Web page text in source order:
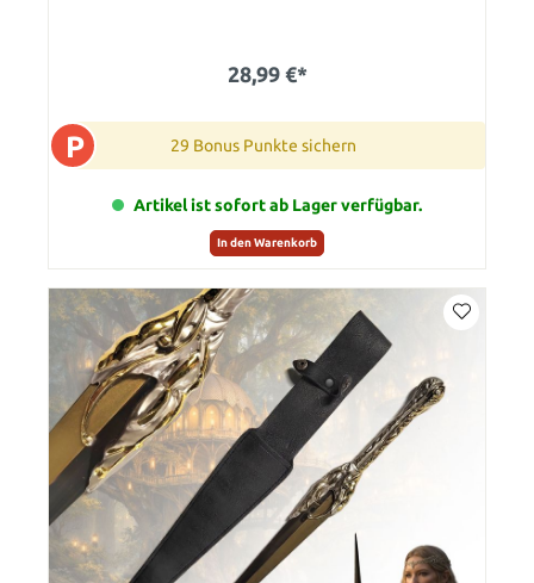
28,99 €*
P 29 Bonus Punkte sichern
Artikel ist sofort ab Lager verfügbar.
In den Warenkorb